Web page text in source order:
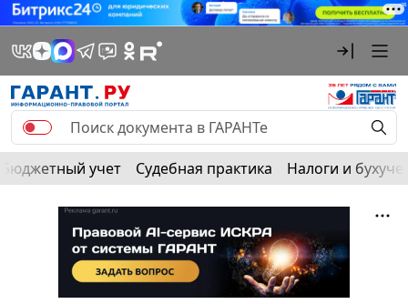
Бюджетный учет Судебная практика Налоги и